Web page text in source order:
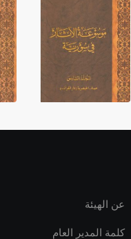
عن الهيئة
كلمة المدير العام